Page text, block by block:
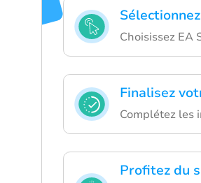
Choisissez EA
Finalisez
Complétez les
Profitez du